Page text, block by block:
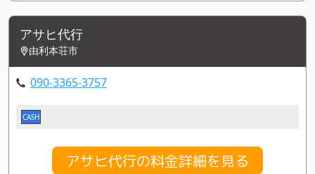
アサヒ代行
由利本荘市
090-3365-3757
CASH
アサヒ代行の料金詳細を見る